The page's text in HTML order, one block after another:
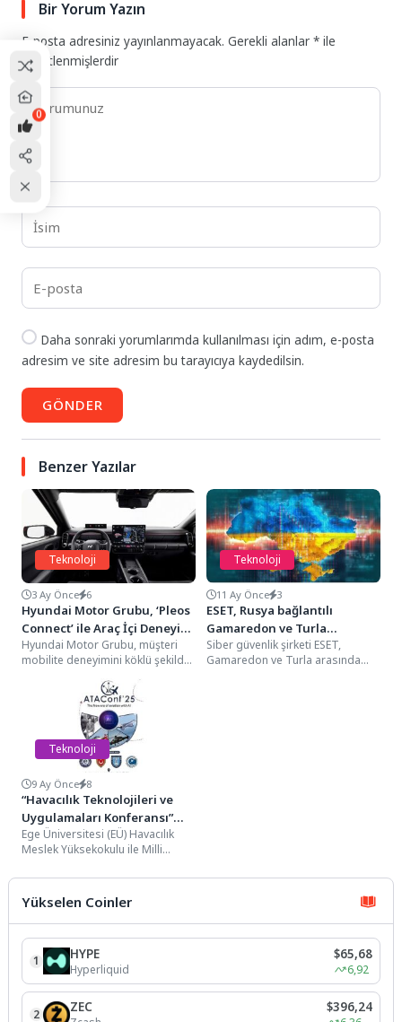
Bir Yorum Yazın
E-posta adresiniz yayınlanmayacak. Gerekli alanlar* ile
işaretlenmişlerdir
Daha sonraki yorumlarımda kullanılması için adım, e-posta
adresim ve site adresim bu tarayıcıya kaydedilsin.
GÖNDER
Benzer Yazılar
Teknoloji
3 Ay Önce 6
Hyundai Motor Grubu, ‘Pleos
Connect’ ile Araç İçi Deneyimi
Yeniden Tanımlıyor
Hyundai Motor Grubu, müşteri
mobilite deneyimini köklü şekilde
yeni nesil araç içi...
Teknoloji
11 Ay Önce 3
ESET, Rusya bağlantılı
Gamaredon ve Turla
arasındaki ilk iş birliğini
ortaya çıkardı
Siber güvenlik şirketi ESET,
Gamaredon ve Turla arasında
Teknoloji
9 Ay Önce 8
“Havacılık Teknolojileri ve
Uygulamaları Konferansı”
havacılık sektörünü bir araya
getirecek
Ege Üniversitesi (EÜ) Havacılık
Meslek Yüksekokulu ile Milli
Astsubay Meslek Yüksekokulu...
Yükselen Coinler
1 HYPE
Hyperliquid
$65,68
6,92
2 ZEC $396,24
0